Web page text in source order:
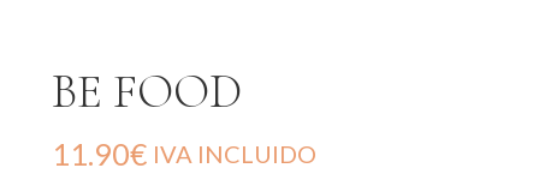
BE FOOD
11.90€ IVA INCLUIDO